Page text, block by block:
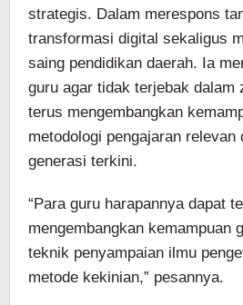
strategis. Dalam merespons
transformasi digital sekaligus
saing pendidikan daerah. Ia
guru agar tidak terjebak dalam
terus mengembangkan
metodologi pengajaran
generasi terkini.
“Para guru harapannya dapat
mengembangkan kemampuan
teknik penyampaian ilmu
metode kekinian,” pesannya.